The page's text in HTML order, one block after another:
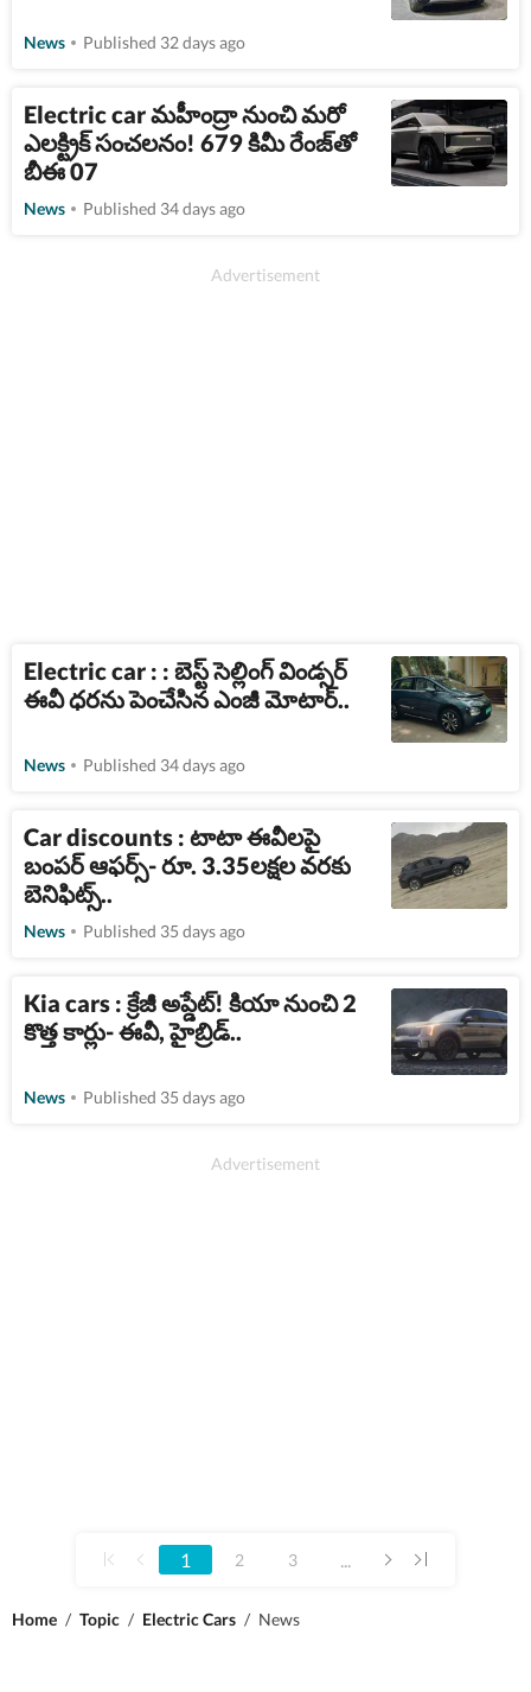
News Published 32 days ago
Electric car మహీంద్రా నుంచి మరో
ఎలక్ట్రిక్ సంచలనం! 679 కిమీ రేంజ్​తో
బీఈ 07
News Published 34 days ago
Electric car : : బెస్ట్​ సెల్లింగ్ విండ్సర్​
ఈవీ ధరను పెంచేసిన ఎంజీ మోటార్..
News Published 34 days ago
Car discounts : టాటా ఈవీలపై
బంపర్ ఆఫర్స్- రూ. 3.35లక్షల వరకు
బెనిఫిట్స్..
News Published 35 days ago
Kia cars : క్రేజీ అప్డేట్​! కియా నుంచి 2
కొత్త కార్లు- ఈవీ, హైబ్రిడ్​..
News Published 35 days ago
1 2 3 ...
Home / Topic / Electric Cars / News